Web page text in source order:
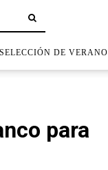
SELECCIÓN DE VERANO
para